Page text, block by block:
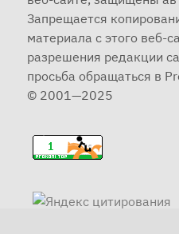
Запрещается
материала с этого веб-
разрешения редакции
просьба обращаться в
© 2001—2025